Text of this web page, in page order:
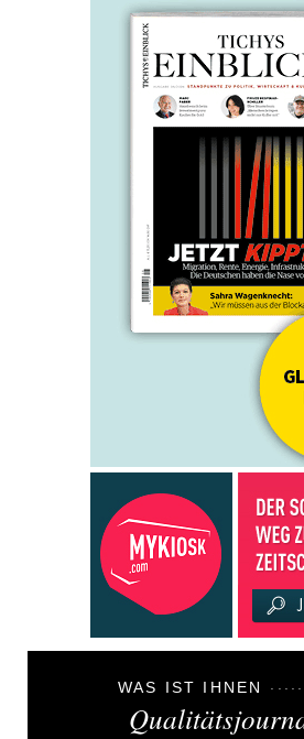
WAS IST IHNEN